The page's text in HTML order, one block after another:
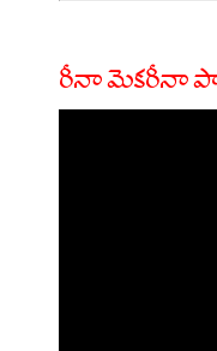
రీనా మెకరీనా